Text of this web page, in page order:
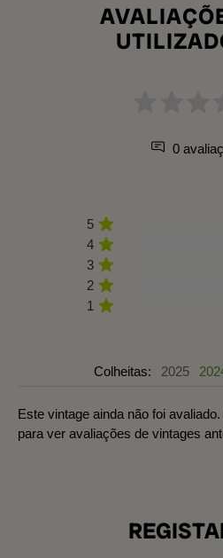
0
5
4
3
2
1
Colheitas: 2025
Este vintage ainda não foi
para ver avaliações de vintages